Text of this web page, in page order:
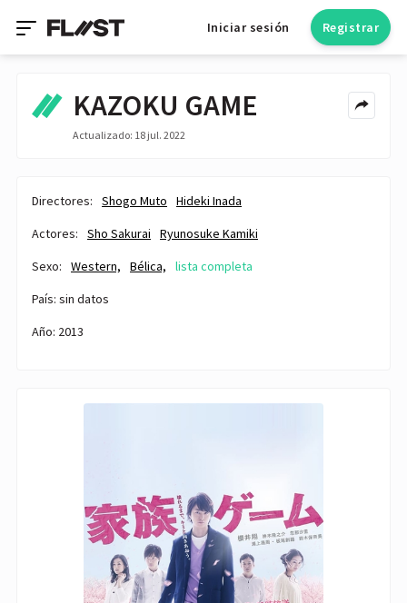
Iniciar sesión Registrar
KAZOKU GAME
Actualizado: 18 jul. 2022
Directores: Shogo Muto
Hideki Inada
Actores:
Sho Sakurai
Ryunosuke Kamiki
Sexo:
Western, Bélica,
lista completa
País: sin datos
Año: 2013